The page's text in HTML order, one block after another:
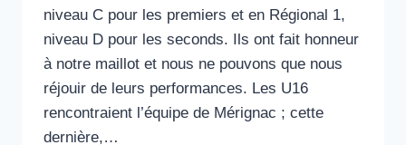
niveau C pour les premiers et en Régional 1,
niveau D pour les seconds. Ils ont fait honneur
à notre maillot et nous ne pouvons que nous
réjouir de leurs performances. Les U16
rencontraient l’équipe de Mérignac ; cette
dernière,…